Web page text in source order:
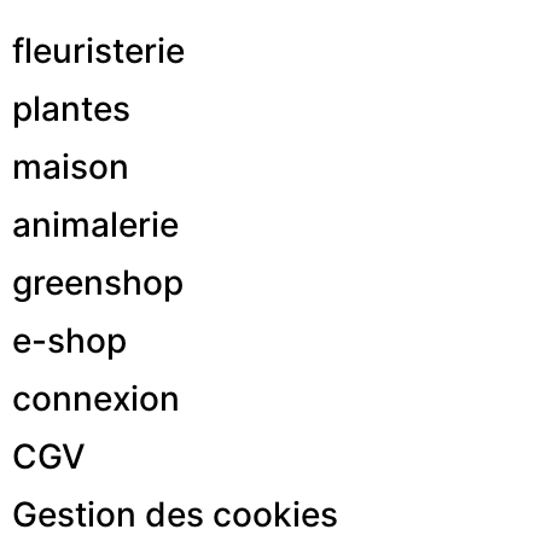
fleuristerie
plantes
maison
animalerie
greenshop
e-shop
connexion
CGV
Gestion des cookies